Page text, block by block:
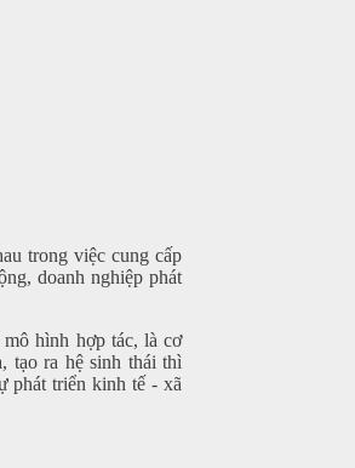
trong việc cung cấp
doanh nghiệp phát
hình hợp tác, là cơ
tạo ra hệ sinh thái thì
phát triển kinh tế - xã